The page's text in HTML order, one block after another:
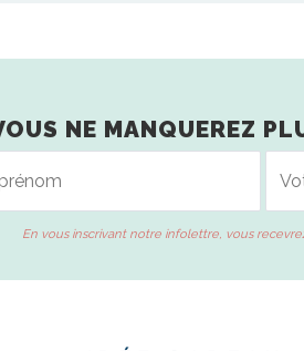
NE MANQUEREZ
En vous inscrivant notre infolettre, vous